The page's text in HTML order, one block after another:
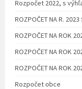
Rozpočet 2022, s
ROZPOČET NA R.
ROZPOČET NA ROK
ROZPOČET NA ROK
ROZPOČET NA ROK
Rozpočet obce